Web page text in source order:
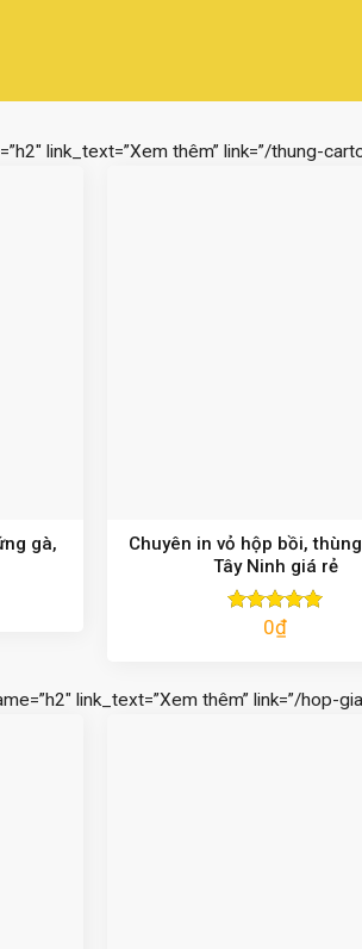
link_text=”Xem thêm” link=”/thung-
gà,
Chuyên in vỏ hộp bồi,
Tây Ninh giá rẻ
Được xếp
0₫
link_text=”Xem thêm” link=”/hop-